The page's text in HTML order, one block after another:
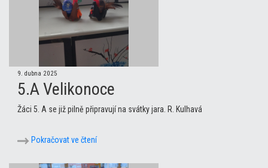
9. dubna 2025
5.A Velikonoce
Žáci 5. A se již pilně připravují na svátky jara. R. Kulhavá
Pokračovat ve čtení